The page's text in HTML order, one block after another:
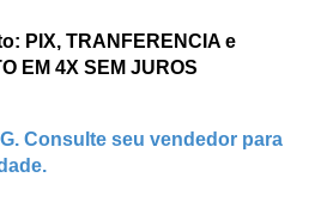
PIX, TRANFERENCIA e
EM 4X SEM JUROS
Consulte seu vendedor para